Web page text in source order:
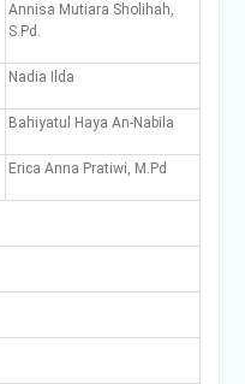
Annisa Mutiara Sholihah,
S.Pd.
Nadia Ilda
Bahiyatul Haya An-Nabila
Erica Anna Pratiwi, M.Pd